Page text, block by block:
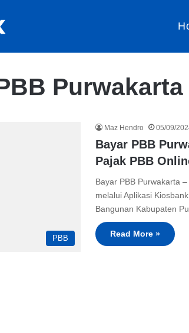
Purwakarta
PBB
Maz Hendro 05/09/
Bayar PBB
Pajak PBB
Bayar PBB Purwakarta
melalui Aplikasi
Bangunan Kabupaten
Read More »